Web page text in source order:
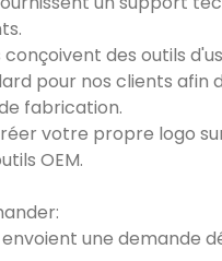
conçoivent des outils
pour nos clients afin
fabrication.
votre propre logo
OEM.
envoient une demande